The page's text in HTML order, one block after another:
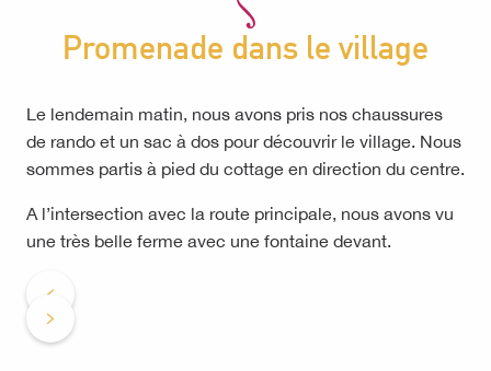
Promenade dans le village
Le lendemain matin, nous avons pris nos chaussures
de rando et un sac à dos pour découvrir le village. Nous
sommes partis à pied du cottage en direction du centre.
A l’intersection avec la route principale, nous avons vu
une très belle ferme avec une fontaine devant.